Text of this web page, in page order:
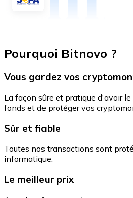
Pourquoi Bitnovo ?
Vous gardez vos
La façon sûre et pratique d'avoir
fonds et de protéger vos
Sûr et fiable
Toutes nos transactions sont
informatique.
Le meilleur prix